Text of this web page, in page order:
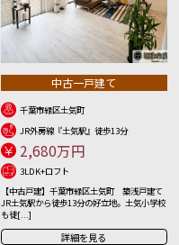
中古一戸建て
千葉市緑区土気町
JR外房線『土気駅』徒歩13分
2,680万円
3LDK+ロフト
【中古戸建】千葉市緑区土気町 築浅戸建て
JR土気駅から徒歩13分の好立地。土気小学校
も徒[...]
詳細を見る